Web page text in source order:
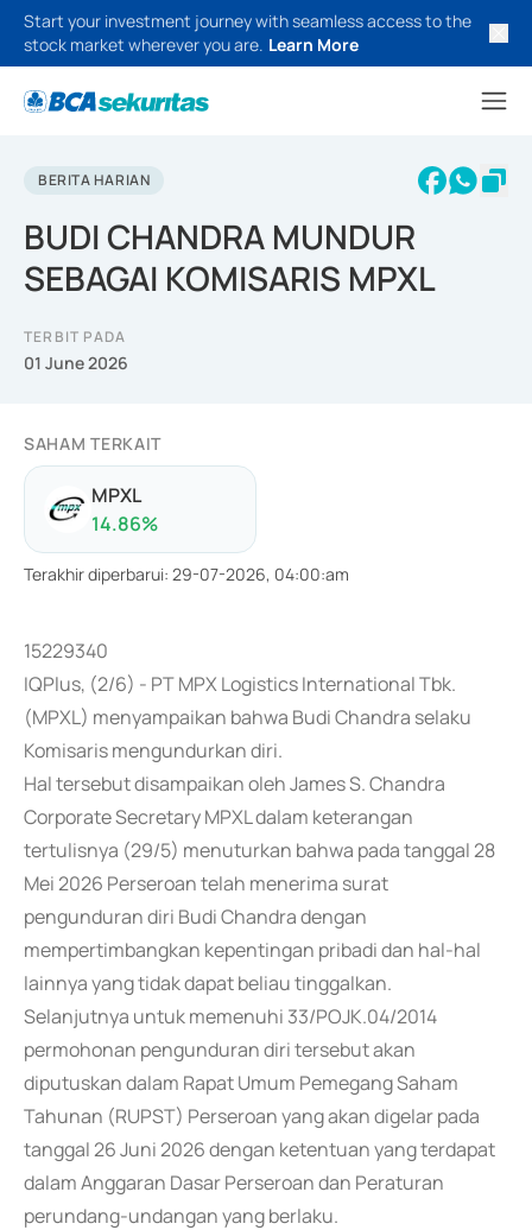
Start your investment journey with seamless access to the
stock market wherever you are. Learn More
BERITA HARIAN
BUDI CHANDRA MUNDUR
SEBAGAI KOMISARIS MPXL
TERBIT PADA
01 June 2026
SAHAM TERKAIT
MPXL
14.86%
Terakhir diperbarui: 29-07-2026, 04:00:am
15229340
IQPlus, (2/6) - PT MPX Logistics International Tbk.
(MPXL) menyampaikan bahwa Budi Chandra selaku
Komisaris mengundurkan diri.
Hal tersebut disampaikan oleh James S. Chandra
Corporate Secretary MPXL dalam keterangan
tertulisnya (29/5) menuturkan bahwa pada tanggal 28
Mei 2026 Perseroan telah menerima surat
pengunduran diri Budi Chandra dengan
mempertimbangkan kepentingan pribadi dan hal-hal
lainnya yang tidak dapat beliau tinggalkan.
Selanjutnya untuk memenuhi 33/POJK.04/2014
permohonan pengunduran diri tersebut akan
diputuskan dalam Rapat Umum Pemegang Saham
Tahunan (RUPST) Perseroan yang akan digelar pada
tanggal 26 Juni 2026 dengan ketentuan yang terdapat
dalam Anggaran Dasar Perseroan dan Peraturan
perundang-undangan yang berlaku.